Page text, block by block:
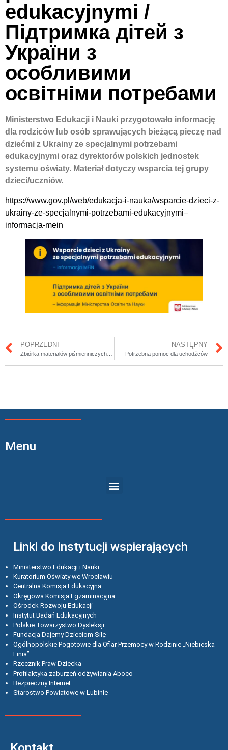
edukacyjnymi /
Підтримка дітей з
України з
особливими
освітніми потребами
Ministerstwo Edukacji i Nauki przygotowało informację
dla rodziców lub osób sprawujących bieżącą pieczę nad
dziećmi z Ukrainy ze specjalnymi potrzebami
edukacyjnymi oraz dyrektorów polskich jednostek
systemu oświaty. Materiał dotyczy wsparcia tej grupy
dzieci/uczniów.
https://www.gov.pl/web/edukacja-i-nauka/wsparcie-dzieci-z-
ukrainy-ze-specjalnymi-potrzebami-edukacyjnymi–
informacja-mein
POPRZEDNI NASTĘPNY
Potrzebna pomoc dla uchodźców
Menu
Linki do instytucji wspierających
Ministerstwo Edukacji i Nauki
Kuratorium Oświaty we Wrocławiu
Centralna Komisja Edukacyjna
Okręgowa Komisja Egzaminacyjna
Ośrodek Rozwoju Edukacji
Instytut Badań Edukacyjnych
Polskie Towarzystwo Dysleksji
Fundacja Dajemy Dzieciom Siłę
Ogólnopolskie Pogotowie dla Ofiar Przemocy w Rodzinie „Niebieska
Linia”
Rzecznik Praw Dziecka
Profilaktyka zaburzeń odżywiania Aboco
Bezpieczny Internet
Starostwo Powiatowe w Lubinie